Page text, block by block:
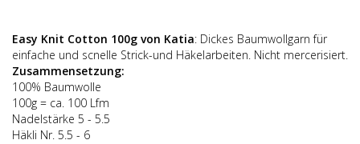
Easy Knit Cotton 100g von Katia: Dickes Baumwollgarn für
einfache und scnelle Strick-und Häkelarbeiten. Nicht mercerisiert.
Zusammensetzung:
100% Baumwolle
100g = ca. 100 Lfm
Nadelstärke 5 - 5.5
Häkli Nr. 5.5 - 6